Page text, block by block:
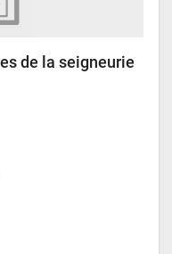
de la seigneurie